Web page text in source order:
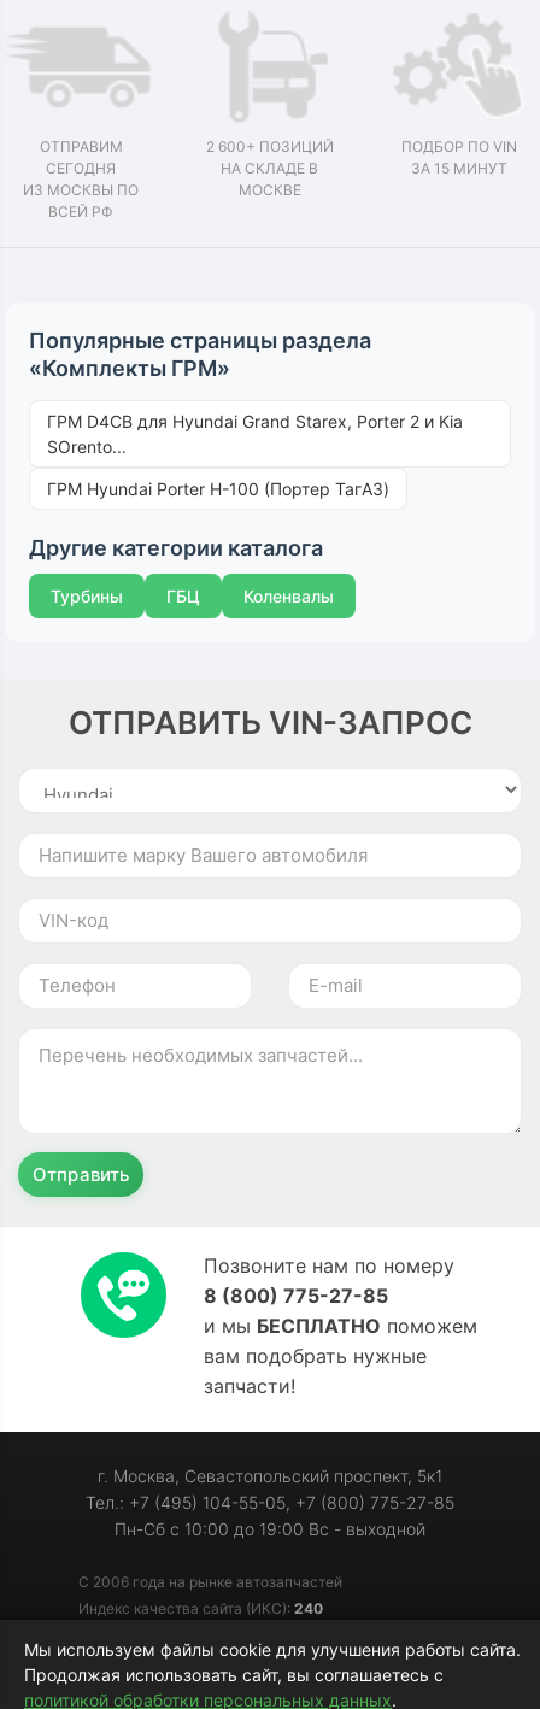
ОТПРАВИМ
СЕГОДНЯ
ИЗ МОСКВЫ ПО
ВСЕЙ РФ
2 600+ ПОЗИЦИЙ
НА СКЛАДЕ В
МОСКВЕ
ПОДБОР ПО VIN
ЗА 15 МИНУТ
Популярные страницы раздела
«Комплекты ГРМ»
ГРМ D4CB для Hyundai Grand Starex, Porter 2 и Kia
SOrento...
ГРМ Hyundai Porter H-100 (Портер ТагАЗ)
Другие категории каталога
Турбины ГБЦ Коленвалы
ОТПРАВИТЬ VIN-ЗАПРОС
Отправить
Позвоните нам по номеру
8 (800) 775-27-85
и мы БЕСПЛАТНО поможем
вам подобрать нужные
запчасти!
г. Москва, Севастопольский проспект, 5к1
Тел.: +7 (495) 104-55-05, +7 (800) 775-27-85
Пн-Сб с 10:00 до 19:00 Вс - выходной
С 2006 года на рынке автозапчастей
Индекс качества сайта (ИКС): 240
© 2006-2026 «Мотор-Джи» - запчасти для иномарок
Мы используем файлы cookie для улучшения работы сайта.
Продолжая использовать сайт, вы соглашаетесь с
политикой обработки персональных данных.